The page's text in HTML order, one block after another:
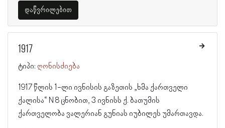
დაწვრილებით
1917
ტიპი: ღონისძიება
1917 წლის 1-ლი ივნისის გაზეთის „ხმა ქართველი
ქალისა“ N 8 ცნობით, 3 ივნისს ქ. ბათუმის
ქართველობა ვალერიან გუნიას იუბილეს უმართავდა.